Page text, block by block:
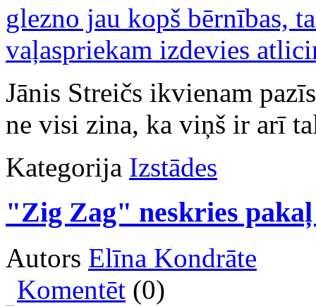
Jānis Streičs ikvienam
ne visi zina, ka viņš ir arī
Kategorija Izstādes
"Zig Zag" neskries
Autors Elīna Kondrāte
Komentēt (0)